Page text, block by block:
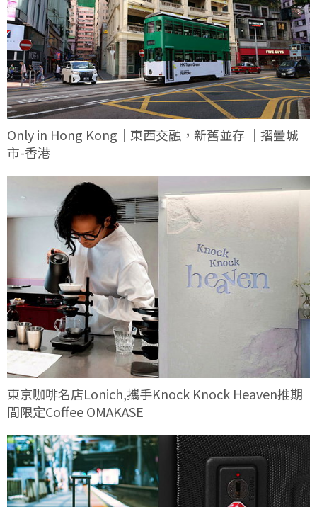
Only in Hong Kong｜東西交融，新舊並存 ｜摺疊城
市-香港
東京咖啡名店Lonich,攜手Knock Knock Heaven推期
間限定Coffee OMAKASE